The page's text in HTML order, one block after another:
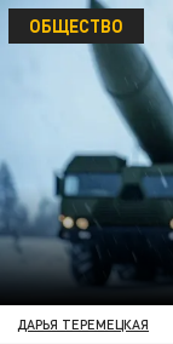
ОБЩЕСТВО
ДАРЬЯ ТЕРЕМЕЦКАЯ